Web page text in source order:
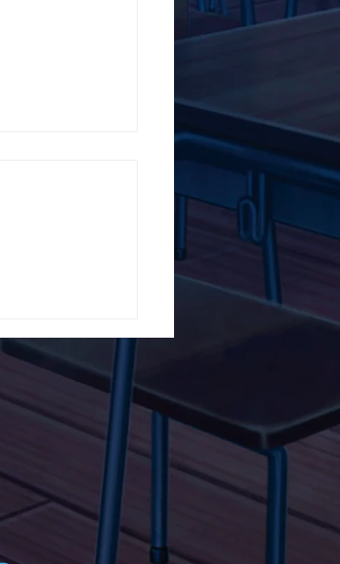
σύνθημα
τα σχολεία
τις
στο